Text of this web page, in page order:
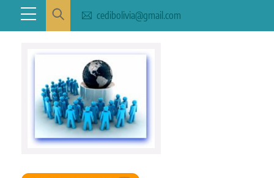
content
Menu cedibolivia@gmail.com